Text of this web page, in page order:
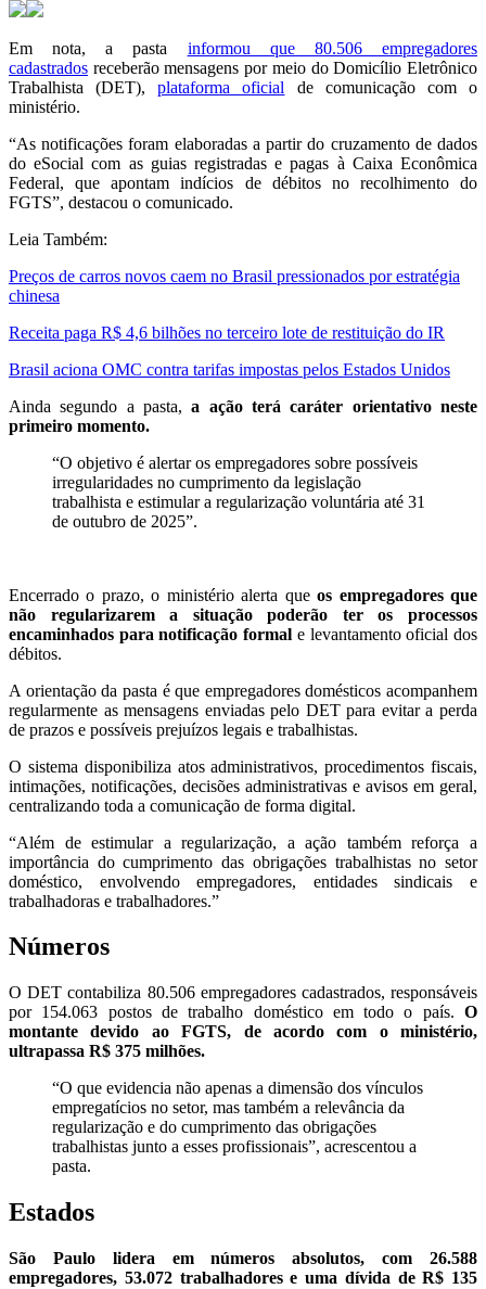
Em nota, a pasta informou que 80.506 empregadores
cadastrados receberão mensagens por meio do Domicílio Eletrônico
Trabalhista (DET),plataforma oficial de comunicação com o
ministério.
“As notificações foram elaboradas a partir do cruzamento de dados
do eSocial com as guias registradas e pagas à Caixa Econômica
Federal, que apontam indícios de débitos no recolhimento do
FGTS”, destacou o comunicado.
Leia Também:
Preços de carros novos caem no Brasil pressionados por estratégia
chinesa
Receita paga R$ 4,6 bilhões no terceiro lote de restituição do IR
Brasil aciona OMC contra tarifas impostas pelos Estados Unidos
Ainda segundo a pasta,a ação terá caráter orientativo neste
primeiro momento.
“O objetivo é alertar os empregadores sobre possíveis
irregularidades no cumprimento da legislação
trabalhista e estimular a regularização voluntária até 31
de outubro de 2025”.
Encerrado o prazo, o ministério alerta queos empregadores que
não regularizarem a situação poderão ter os processos
encaminhados para notificação formal e levantamento oficial dos
débitos.
A orientação da pasta é que empregadores domésticos acompanhem
regularmente as mensagens enviadas pelo DET para evitar a perda
de prazos e possíveis prejuízos legais e trabalhistas.
O sistema disponibiliza atos administrativos, procedimentos fiscais,
intimações, notificações, decisões administrativas e avisos em geral,
centralizando toda a comunicação de forma digital.
“Além de estimular a regularização, a ação também reforça a
importância do cumprimento das obrigações trabalhistas no setor
doméstico, envolvendo empregadores, entidades sindicais e
trabalhadoras e trabalhadores.”
Números
O DET contabiliza 80.506 empregadores cadastrados, responsáveis
por 154.063 postos de trabalho doméstico em todo o país. O
montante devido ao FGTS, de acordo com o ministério,
ultrapassa R$ 375 milhões.
“O que evidencia não apenas a dimensão dos vínculos
empregatícios no setor, mas também a relevância da
regularização e do cumprimento das obrigações
trabalhistas junto a esses profissionais”, acrescentou a
pasta.
Estados
São Paulo lidera em números absolutos, com 26.588
empregadores, 53.072 trabalhadores e uma dívida de R$ 135